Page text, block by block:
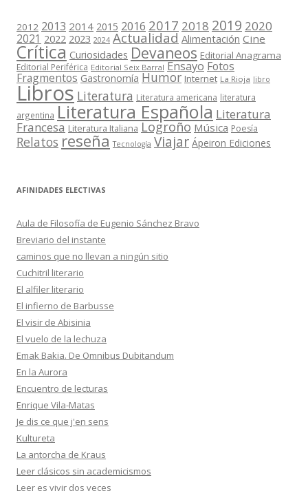
2012 2013 2014 2015 2016 2017 2018 2019 2020
2021 2022 2023 2024 Actualidad Alimentación Cine
Crítica Curiosidades Devaneos Editorial Anagrama
Editorial Periférica Editorial Seix Barral Ensayo Fotos
Fragmentos Gastronomía Humor Internet La Rioja libro
Libros Literatura Literatura americana literatura
argentina Literatura Española Literatura
Francesa Literatura Italiana Logroño Música Poesía
Relatos reseña Tecnología Viajar Ápeiron Ediciones
AFINIDADES ELECTIVAS
Aula de Filosofía de Eugenio Sánchez Bravo
Breviario del instante
caminos que no llevan a ningún sitio
Cuchitril literario
El alfiler literario
El infierno de Barbusse
El visir de Abisinia
El vuelo de la lechuza
Emak Bakia. De Omnibus Dubitandum
En la Aurora
Encuentro de lecturas
Enrique Vila-Matas
Je dis ce que j'en sens
Kultureta
La antorcha de Kraus
Leer clásicos sin academicismos
Leer es vivir dos veces